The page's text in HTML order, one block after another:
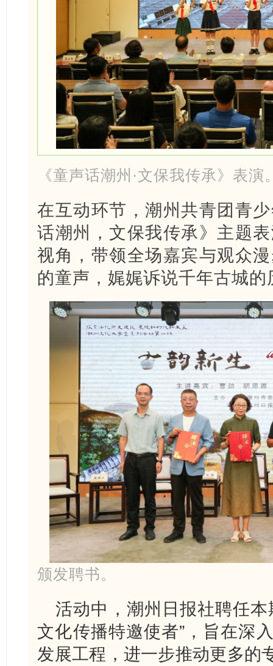
《童声话潮州·文保我传承》表演
在互动环节，潮州共青团青
话潮州，文保我传承》主题
视角，带领全场嘉宾与观众
的童声，娓娓诉说千年古城
颁发聘书。
活动中，潮州日报社聘任
文化传播特邀使者”，旨在深
发展工程，进一步推动更多的